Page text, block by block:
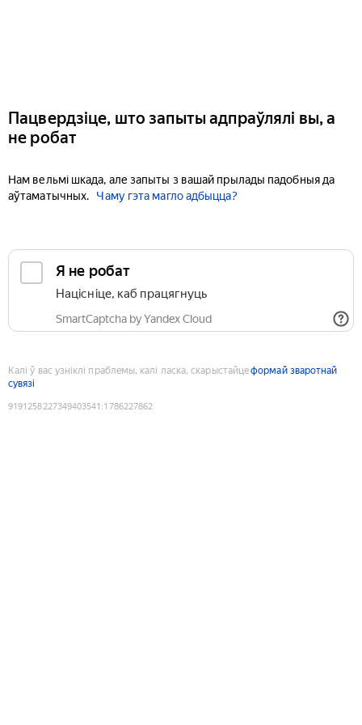
Пацвердзіце, што запыты адпраўлялі вы, а
не робат
Нам вельмі шкада, але запыты з вашай прылады падобныя да
аўтаматычных.
Чаму гэта магло адбыцца?
Я не робат
Націсніце, каб працягнуць
SmartCaptcha by Yandex Cloud
Калі ў вас узніклі праблемы, калі ласка, скарыстайцеформай зваротнай
сувязі
9191258227349403541 :1786227862